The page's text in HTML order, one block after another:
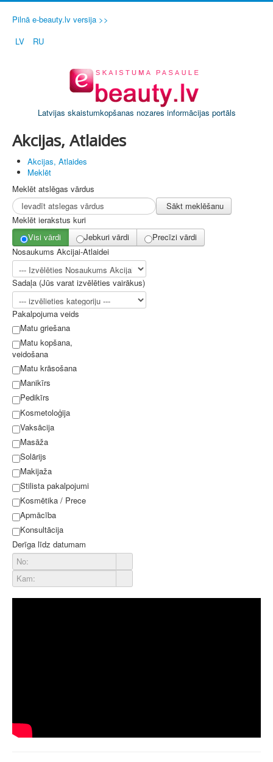
Pilnā e-beauty.lv versija >>
LV
RU
Latvijas skaistumkopšanas nozares informācijas portāls
Akcijas, Atlaides
Akcijas, Atlaides
Meklēt
Meklēt atslēgas vārdus
Sākt meklēšanu
Meklēt ierakstus kuri
Visi vārdi
Jebkuri vārdi
Precīzi vārdi
Nosaukums Akcijai-Atlaidei
Sadaļa (Jūs varat izvēlēties vairākus)
Pakalpojuma veids
Matu griešana
Matu kopšana,
veidošana
Matu krāsošana
Manikīrs
Pedikīrs
Kosmetoloģija
Vaksācija
Masāža
Solārijs
Makijaža
Stilista pakalpojumi
Kosmētika / Prece
Apmācība
Konsultācija
Derīga līdz datumam